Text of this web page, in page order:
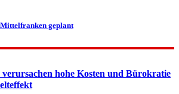
geplant
hohe Kosten und Bürokratie